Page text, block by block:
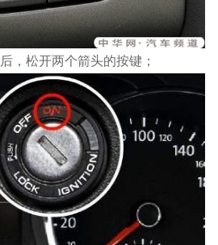
，松开两个箭头的按键；